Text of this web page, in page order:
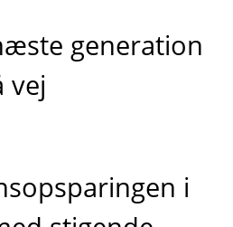
generation
vej
i